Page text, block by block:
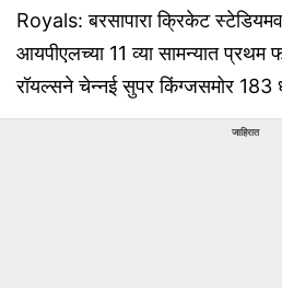
Royals: बरसापारा क्रिकेट
आयपीएलच्या 11 व्या सामन्यात प्रथम
रॉयल्सने चेन्नई सुपर किंग्जसमोर 183
जाहिरात